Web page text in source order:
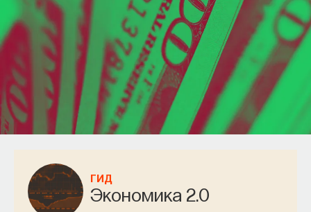
ГИД
Экономика 2.0